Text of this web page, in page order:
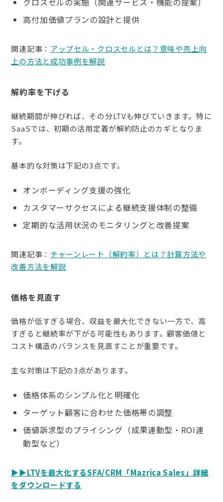
高付加価値プランの設計と提供
関連記事： アップセル・クロスセルとは？意味や売上向
上の方法と成功事例を解説
解約率を下げる
継続期間が伸びれば、その分LTVも伸びていきます。特に
SaaSでは、初期の活用定着が解約防止のカギとなりま
す。
基本的な対策は下記の3点です。
オンボーディング支援の強化
カスタマーサクセスによる継続支援体制の整備
定期的な活用状況のモニタリングと改善提案
関連記事： チャーンレート（解約率）とは？計算方法や
改善方法を解説
価格を見直す
価格が低すぎる場合、収益を最大化できない一方で、高
すぎると継続率が下がる可能性もあります。顧客価値と
コスト構造のバランスを見直すことが重要です。
主な対策は下記の3点があります。
価格体系のシンプル化と明確化
ターゲット顧客に合わせた価格帯の調整
価値訴求型のプライシング（成果連動型・ROI連
動型など）
▶▶LTVを最大化するSFA/CRM「Mazrica Sales」詳細
をダウンロードする